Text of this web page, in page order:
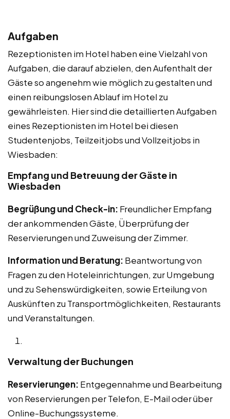
Aufgaben
Rezeptionisten im Hotel haben eine Vielzahl von
Aufgaben, die darauf abzielen, den Aufenthalt der
Gäste so angenehm wie möglich zu gestalten und
einen reibungslosen Ablauf im Hotel zu
gewährleisten. Hier sind die detaillierten Aufgaben
eines Rezeptionisten im Hotel bei diesen
Studentenjobs, Teilzeitjobs und Vollzeitjobs in
Wiesbaden:
Empfang und Betreuung der Gäste in
Wiesbaden
Begrüßung und Check-in: Freundlicher Empfang
der ankommenden Gäste, Überprüfung der
Reservierungen und Zuweisung der Zimmer.
Information und Beratung: Beantwortung von
Fragen zu den Hoteleinrichtungen, zur Umgebung
und zu Sehenswürdigkeiten, sowie Erteilung von
Auskünften zu Transportmöglichkeiten, Restaurants
und Veranstaltungen.
Verwaltung der Buchungen
Reservierungen: Entgegennahme und Bearbeitung
von Reservierungen per Telefon, E-Mail oder über
Online-Buchungssysteme.